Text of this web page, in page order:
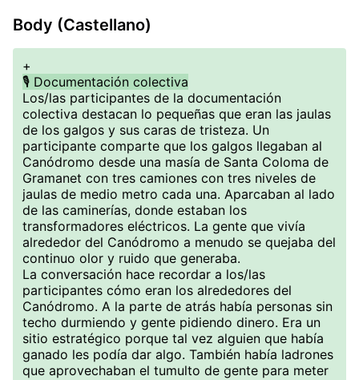
Body (Castellano)
+
🎙️ Documentación colectiva
Los/las participantes de la documentación
colectiva destacan lo pequeñas que eran las jaulas
de los galgos y sus caras de tristeza. Un
participante comparte que los galgos llegaban al
Canódromo desde una masía de Santa Coloma de
Gramanet con tres camiones con tres niveles de
jaulas de medio metro cada una. Aparcaban al lado
de las caminerías, donde estaban los
transformadores eléctricos. La gente que vivía
alrededor del Canódromo a menudo se quejaba del
continuo olor y ruido que generaba.
La conversación hace recordar a los/las
participantes cómo eran los alrededores del
Canódromo. A la parte de atrás había personas sin
techo durmiendo y gente pidiendo dinero. Era un
sitio estratégico porque tal vez alguien que había
ganado les podía dar algo. También había ladrones
que aprovechaban el tumulto de gente para meter